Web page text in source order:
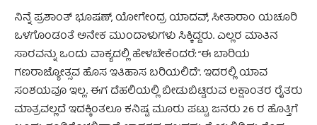
ನಿನ್ನೆ ಪ್ರಶಾಂತ್ ಭೂಷಣ್, ಯೋಗೇಂದ್ರ ಯಾದವ್, ಸೀತಾರಾಂ ಯಚೂರಿ
ಒಳಗೊಂಡಂತೆ ಅನೇಕ ಮುಂದಾಳುಗಳು ಸಿಕ್ಕಿದ್ದರು. ಎಲ್ಲರ ಮಾತಿನ
ಸಾರವನ್ನು ಒಂದು ವಾಕ್ಯದಲ್ಲಿ ಹೇಳಬೇಕೆಂದರೆ: “ಈ ಬಾರಿಯ
ಗಣರಾಜ್ಯೋತ್ಸವ ಹೊಸ ಇತಿಹಾಸ ಬರಿಯಲಿದೆ”. ಇದರಲ್ಲಿ ಯಾವ
ಸಂಶಯವೂ ಇಲ್ಲ. ಈಗ ದೆಹಲಿಯಲ್ಲಿ ಬೀಡುಬಿಟ್ಟಿರುವ ಲಕ್ಷಾಂತರ ರೈತರು
ಮಾತ್ರವಲ್ಲದೆ ಇದಕ್ಕಿಂತಲೂ ಕನಿಷ್ಟ ಮೂರು ಪಟ್ಟು ಜನರು 26 ರ ಹೊತ್ತಿಗೆ